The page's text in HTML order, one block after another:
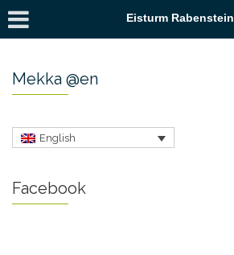
Eisturm Rabenstein
Mekka @en
English
Facebook